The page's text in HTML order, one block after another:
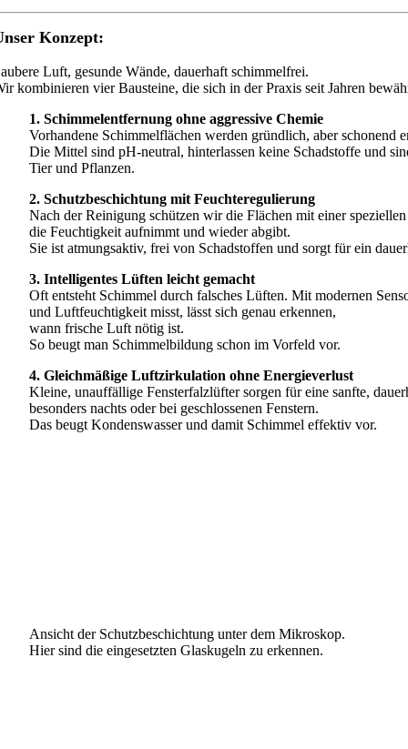
Konzept:
Luft, gesunde Wände, dauerhaft schimmelfrei.
kombinieren vier Bausteine, die sich in der Praxis seit Jahren
1. Schimmelentfernung ohne aggressive Chemie
Vorhandene Schimmelflächen werden gründlich, aber schonend
Die Mittel sind pH-neutral, hinterlassen keine Schadstoffe und
Tier und Pflanzen.
2. Schutzbeschichtung mit Feuchteregulierung
Nach der Reinigung schützen wir die Flächen mit einer
die Feuchtigkeit aufnimmt und wieder abgibt.
Sie ist atmungsaktiv, frei von Schadstoffen und sorgt für ein
3. Intelligentes Lüften leicht gemacht
Oft entsteht Schimmel durch falsches Lüften. Mit modernen
und Luftfeuchtigkeit misst, lässt sich genau erkennen,
wann frische Luft nötig ist.
So beugt man Schimmelbildung schon im Vorfeld vor.
4. Gleichmäßige Luftzirkulation ohne Energieverlust
Kleine, unauffällige Fensterfalzlüfter sorgen für eine sanfte,
besonders nachts oder bei geschlossenen Fenstern.
Das beugt Kondenswasser und damit Schimmel effektiv vor.
Ansicht der Schutzbeschichtung unter dem Mikroskop.
Hier sind die eingesetzten Glaskugeln zu erkennen.